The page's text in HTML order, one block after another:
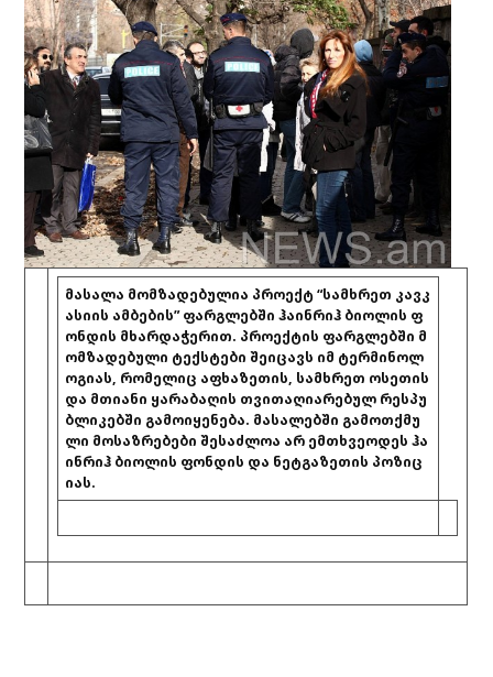
მასალა მომზადებულია პროექტ “სამხრეთ კავკ
ასიის ამბების” ფარგლებში ჰაინრიჰ ბიოლის ფ
ონდის მხარდაჭერით. პროექტის ფარგლებში მ
ომზადებული ტექსტები შეიცავს იმ ტერმინოლ
ოგიას, რომელიც აფხაზეთის, სამხრეთ ოსეთის
და მთიანი ყარაბაღის თვითაღიარებულ რესპუ
ბლიკებში გამოიყენება. მასალებში გამოთქმუ
ლი მოსაზრებები შესაძლოა არ ემთხვეოდეს ჰა
ინრიჰ ბიოლის ფონდის და ნეტგაზეთის პოზიც
იას.